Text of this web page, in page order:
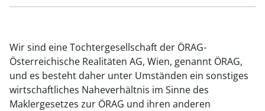
Wir sind eine Tochtergesellschaft der ÖRAG-
Österreichische Realitäten AG, Wien, genannt ÖRAG,
und es besteht daher unter Umständen ein sonstiges
wirtschaftliches Naheverhältnis im Sinne des
Maklergesetzes zur ÖRAG und ihren anderen